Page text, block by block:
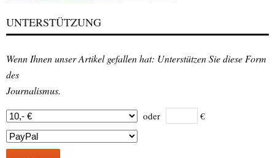
UNTERSTÜTZUNG
Wenn Ihnen unser Artikel gefallen hat: Unterstützen Sie diese Form
des
Journalismus.
oder €